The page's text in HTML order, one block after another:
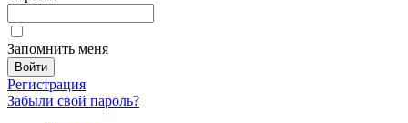
Запомнить меня
Регистрация
Забыли свой пароль?